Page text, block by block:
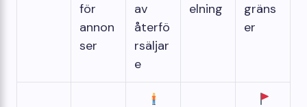
för
annon
ser
av
återfö
rsäljar
e
elning
gräns
er